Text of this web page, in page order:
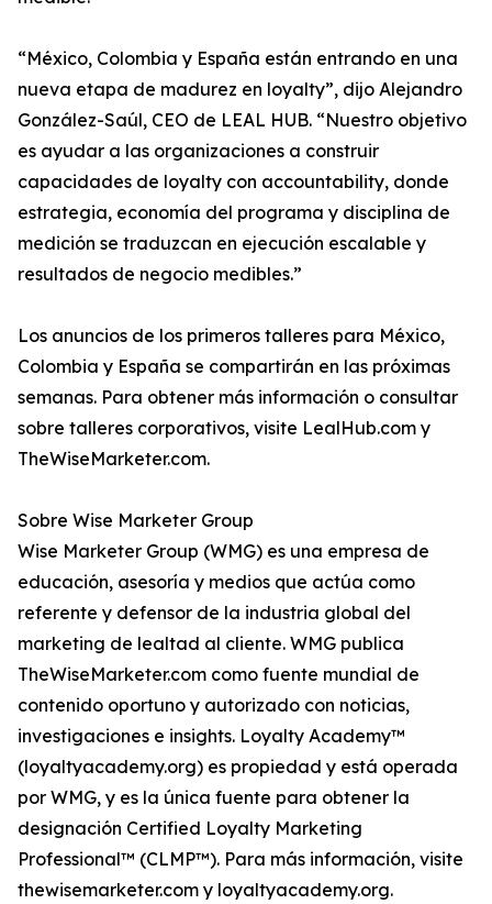
“México, Colombia y España están entrando en una
nueva etapa de madurez en loyalty”, dijo Alejandro
González-Saúl, CEO de LEAL HUB. “Nuestro objetivo
es ayudar a las organizaciones a construir
capacidades de loyalty con accountability, donde
estrategia, economía del programa y disciplina de
medición se traduzcan en ejecución escalable y
resultados de negocio medibles.”
Los anuncios de los primeros talleres para México,
Colombia y España se compartirán en las próximas
semanas. Para obtener más información o consultar
sobre talleres corporativos, visite LealHub.com y
TheWiseMarketer.com.
Sobre Wise Marketer Group
Wise Marketer Group (WMG) es una empresa de
educación, asesoría y medios que actúa como
referente y defensor de la industria global del
marketing de lealtad al cliente. WMG publica
TheWiseMarketer.com como fuente mundial de
contenido oportuno y autorizado con noticias,
investigaciones e insights. Loyalty Academy™
(loyaltyacademy.org) es propiedad y está operada
por WMG, y es la única fuente para obtener la
designación Certified Loyalty Marketing
Professional™ (CLMP™). Para más información, visite
thewisemarketer.com y loyaltyacademy.org.